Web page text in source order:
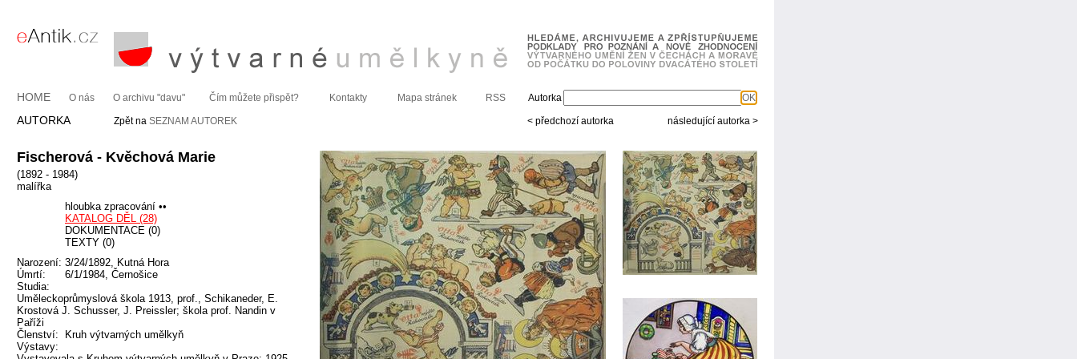
HOME O nás O archivu "davu" Čím můžete přispět? Kontakty Mapa stránek RSS Autorka OK
AUTORKA Zpět na SEZNAM AUTOREK < předchozí autorka následující autorka >
Fischerová - Kvěchová Marie
(1892 - 1984)
malířka
hloubka zpracování ••
KATALOG DĚL (28)
DOKUMENTACE (0)
TEXTY (0)
Narození: 3/24/1892, Kutná Hora
Úmrtí:
6/1/1984, Černošice
Studia:
Uměleckoprůmyslová škola 1913, prof., Schikaneder, E.
Krostová J. Schusser, J. Preissler; škola prof. Nandin v
Paříži
Členství:
Kruh výtvarných umělkyň
Výstavy: